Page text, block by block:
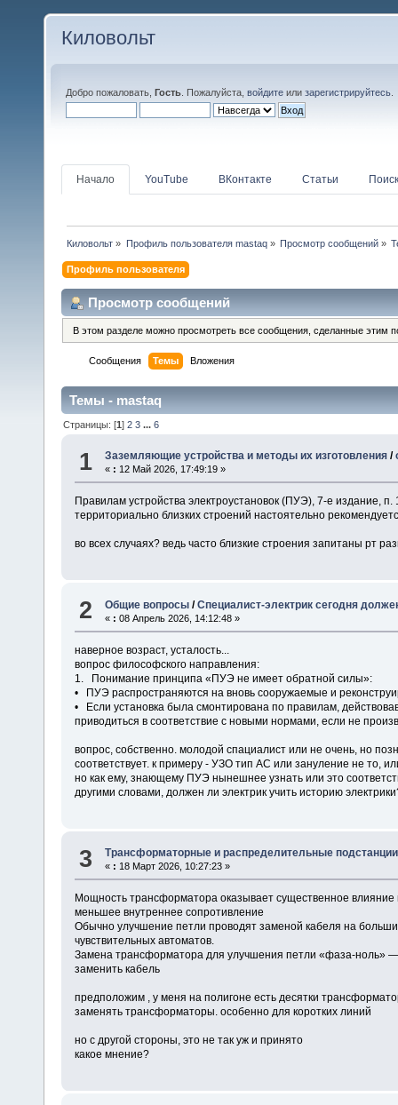
Киловольт
Добро пожаловать, Гость . Пожалуйста, войдите или зарегистрируйтесь
Начало YouTube ВКонтакте Статьи Поиск
Киловольт » Профиль пользователя mastaq» Просмотр сообщений»
Профиль пользователя
Просмотр сообщений
В этом разделе можно просмотреть все сообщения, сделанные этим
Сообщения Темы Вложения
Темы - mastaq
Страницы: [1]2 3 ...6
1 Заземляющие устройства и методы их изготовления /
« : 12 Май 2026, 17:49:19 »
Правилам устройства электроустановок (ПУЭ), 7-е издание,
территориально близких строений настоятельно
во всех случаях? ведь часто близкие строения запитаны рт
2 Общие вопросы /Специалист-электрик сегодня
« : 08 Апрель 2026, 14:12:48 »
наверное возраст, усталость...
вопрос философского направления:
1. Понимание принципа «ПУЭ не имеет обратной силы»:
• ПУЭ распространяются на вновь сооружаемые и
• Если установка была смонтирована по правилам,
приводиться в соответствие с новыми нормами, если не
вопрос, собственно. молодой спациалист или не очень, но
соответствует. к примеру - УЗО тип АС или зануление не то,
но как ему, знающему ПУЭ нынешнее узнать или это
другими словами, должен ли электрик учить историю
3 Трансформаторные и распределительные подстанции
« : 18 Март 2026, 10:27:23 »
Мощность трансформатора оказывает существенное
меньшее внутреннее сопротивление
Обычно улучшение петли проводят заменой кабеля на
чувствительных автоматов.
Замена трансформатора для улучшения петли «фаза-ноль»
заменить кабель
предположим , у меня на полигоне есть десятки
заменять трансформаторы. особенно для коротких линий
но с другой стороны, это не так уж и принято
какое мнение?